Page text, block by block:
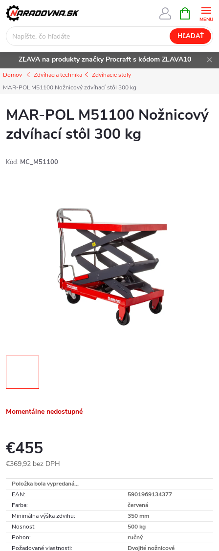
Prejsť
na
obsah
HĽADAŤ
KOŠÍK
ZĽAVA na produkty značky Procraft s kódom ZLAVA10
Domov Zdvíhacia technika
Zdvíhacie stoly
MAR-POL M51100 Nožnicový zdvíhací stôl 300 kg
MAR-POL M51100 Nožnicový
zdvíhací stôl 300 kg
Kód: MC_M51100
Momentálne nedostupné
€455
€369,92 bez DPH
cena:
Položka bola vypredaná…
EAN:
5901969134377
Farba:
červená
Minimálna výška zdvihu:
350 mm
Nosnosť:
500 kg
Pohon:
ručný
Požadované vlastnosti:
Dvojité nožnicové